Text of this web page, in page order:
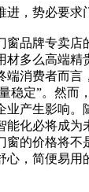
进，势必要求
窗品牌专卖店
材多么高端精
端消费者而言
稳定”。然而
业产生影响。
能化必将成为
窗的价格将不
心，简便易用